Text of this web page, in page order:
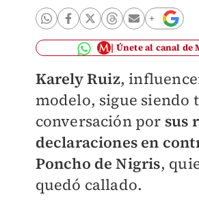
Únete al canal de
Karely Ruiz,
modelo, sigue siendo
conversación por sus
declaraciones en
Poncho de Nigris,
quedó callado.